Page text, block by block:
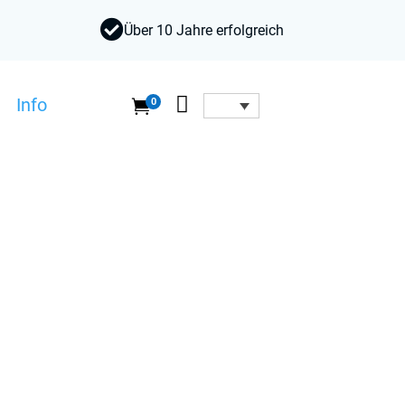
Über 10 Jahre erfolgreich
Info 0 